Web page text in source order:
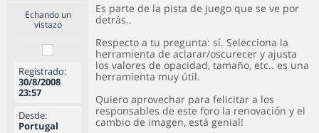
Echando un
vistazo
Registrado:
30/8/2008
23:57
Desde:
Portugal
Es parte de la pista de juego que se ve por
detrás..
Respecto a tu pregunta: sí. Selecciona la
herramienta de aclarar/oscurecer y ajusta
los valores de opacidad, tamaño, etc.. es una
herramienta muy útil.
Quiero aprovechar para felicitar a los
responsables de este foro la renovación y el
cambio de imagen, está genial!